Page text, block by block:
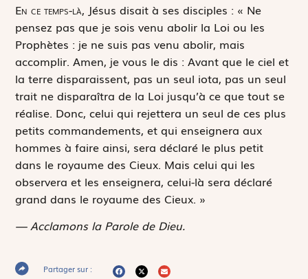
En ce temps-là, Jésus disait à ses disciples : « Ne
pensez pas que je sois venu abolir la Loi ou les
Prophètes : je ne suis pas venu abolir, mais
accomplir. Amen, je vous le dis : Avant que le ciel et
la terre disparaissent, pas un seul iota, pas un seul
trait ne disparaîtra de la Loi jusqu’à ce que tout se
réalise. Donc, celui qui rejettera un seul de ces plus
petits commandements, et qui enseignera aux
hommes à faire ainsi, sera déclaré le plus petit
dans le royaume des Cieux. Mais celui qui les
observera et les enseignera, celui-là sera déclaré
grand dans le royaume des Cieux. »
— Acclamons la Parole de Dieu.
Partager sur :